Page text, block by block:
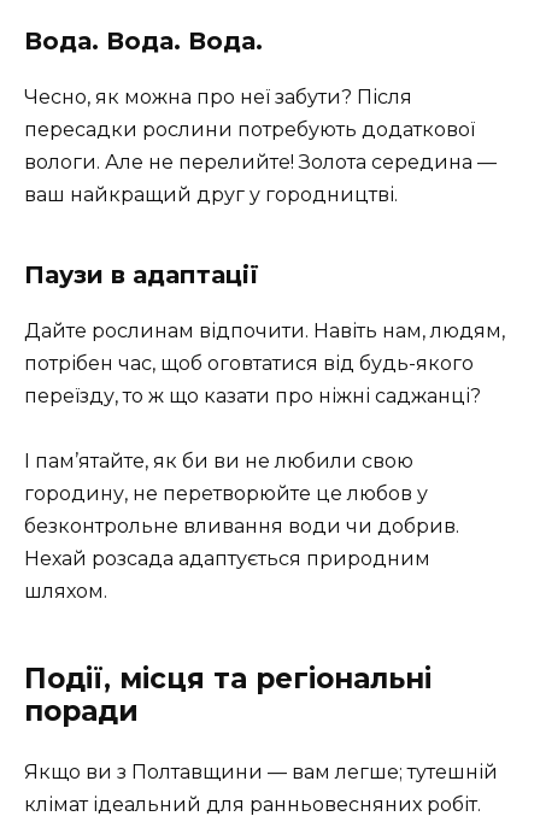
Вода. Вода. Вода.
Чесно, як можна про неї забути? Після
пересадки рослини потребують додаткової
вологи. Але не перелийте! Золота середина —
ваш найкращий друг у городництві.
Паузи в адаптації
Дайте рослинам відпочити. Навіть нам, людям,
потрібен час, щоб оговтатися від будь-якого
переїзду, то ж що казати про ніжні саджанці?
І пам’ятайте, як би ви не любили свою
городину, не перетворюйте це любов у
безконтрольне вливання води чи добрив.
Нехай розсада адаптується природним
шляхом.
Події, місця та регіональні
поради
Якщо ви з Полтавщини — вам легше; тутешній
клімат ідеальний для ранньовесняних робіт.